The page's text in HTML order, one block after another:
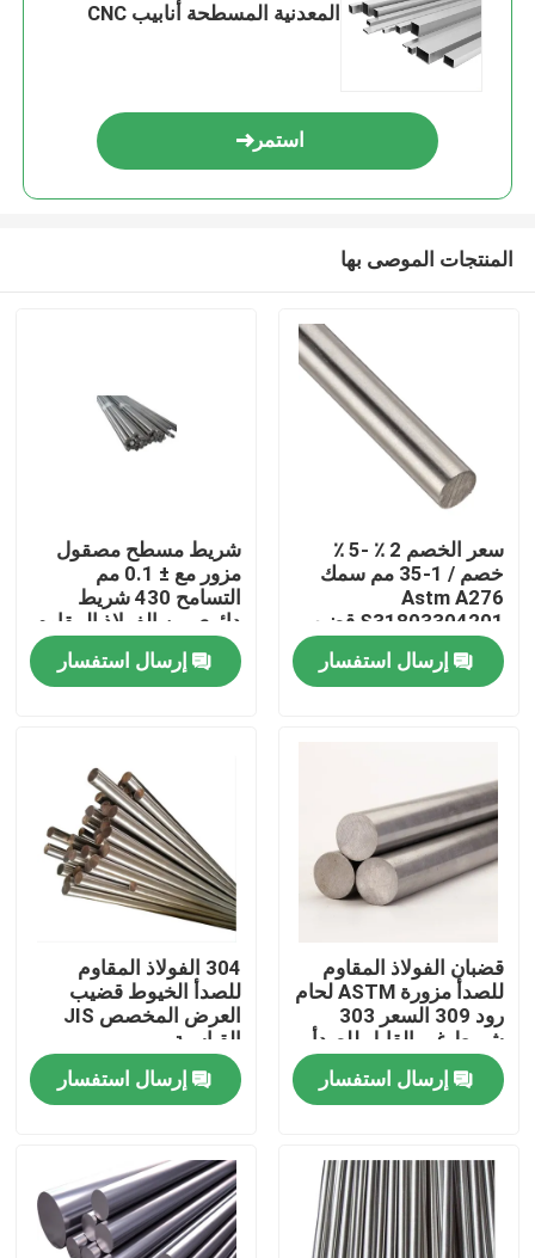
المنزل
المنتجات
حولنا
جولة في المصنع
اتصل بنا
أخبار
اطلب اقتباس
صفائح الفولاذ المقاوم للصدأ
المعدنية المسطحة أنابيب CNC
استمر
المنتجات الموصى بها
سعر الخصم 2 ٪ -5 ٪
خصم / 1-35 مم سمك
Astm A276
S31803304201 قضيب
معدني دائري من الفولاذ
المقاوم للصدأإرسال استفسار
شريط مسطح مصقول
مزور مع ± 0.1 مم
التسامح 430 شريط
دائري من الفولاذ المقاوم
للصدأ Ss Bar Stock
إرسال استفسار
قضبان الفولاذ المقاوم
للصدأ مزورة ASTM لحام
رود 309 السعر 303
شريط غير القابل للصدأ
إرسال استفسار
304 الفولاذ المقاوم
للصدأ الخيوط قضيب
العرض المخصص JIS
القياسية
إرسال استفسار